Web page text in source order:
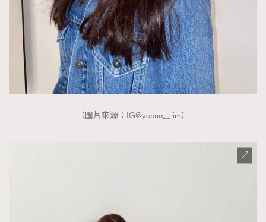
（圖片來源：IG@yoona__lim）